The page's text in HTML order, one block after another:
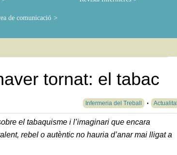
de comunicació
tornat: el tabac
Infermeria del Treball
el tabaquisme i l’imaginari que encara
rebel o autèntic no hauria d’anar mai lligat a